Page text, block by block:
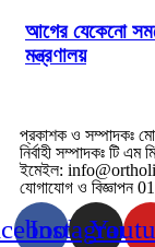
আগের যেকেনো
মন্ত্রণালয়
প্রকাশক ও সম্পাদকঃ
নির্বাহী সম্পাদকঃ টি এম
ইমেইল:
যোগাযোগ ও বিজ্ঞাপন
Instagram